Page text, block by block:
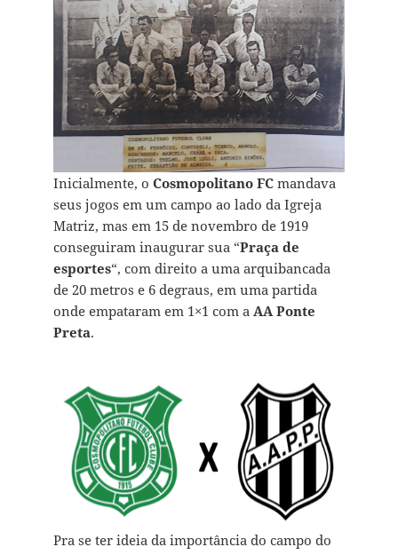
Inicialmente, o Cosmopolitano FCmandava
seus jogos em um campo ao lado da Igreja
Matriz, mas em 15 de novembro de 1919
conseguiram inaugurar sua “Praça de
esportes“, com direito a uma arquibancada
de 20 metros e 6 degraus, em uma partida
onde empataram em 1×1 com a AA Ponte
Preta.
Pra se ter ideia da importância do campo do